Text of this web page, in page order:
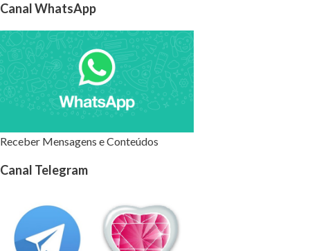
Canal WhatsApp
Receber Mensagens e Conteúdos
Canal Telegram